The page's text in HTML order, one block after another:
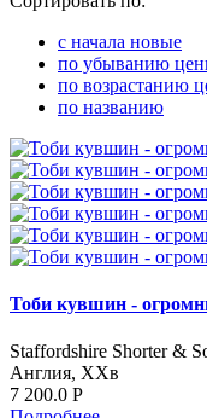
c начала новые
по убыванию
по возрастанию
по названию
Тоби кувшин -
Staffordshire Shorter &
Англия, ХХв
7 200.0 Р